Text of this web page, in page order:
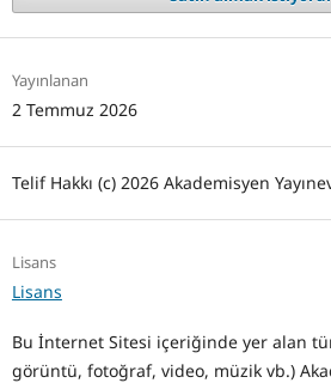
Yayınlanan
2 Temmuz 2026
Telif Hakkı (c) 2026 Akademisyen
Lisans
Lisans
Bu İnternet Sitesi içeriğinde yer alan
görüntü, fotoğraf, video, müzik vb.)